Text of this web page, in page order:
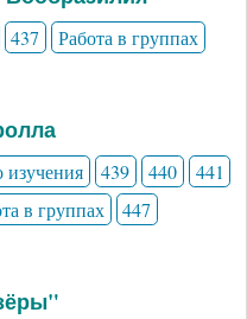
437
Работа в группах
изучения 439 440
441
в группах
447